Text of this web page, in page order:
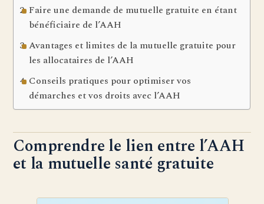
Faire une demande de mutuelle gratuite en étant
bénéficiaire de l’AAH
Avantages et limites de la mutuelle gratuite pour
les allocataires de l’AAH
Conseils pratiques pour optimiser vos
démarches et vos droits avec l’AAH
Comprendre le lien entre l’AAH
et la mutuelle santé gratuite